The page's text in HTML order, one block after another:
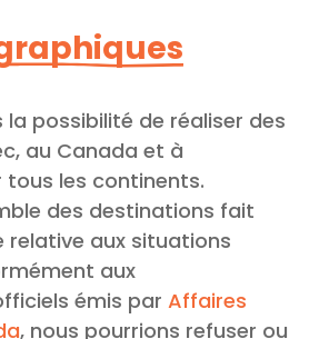
la possibilité de réaliser des
au Canada et à
tous les continents.
des destinations fait
relative aux situations
aux
émis par Affaires
, nous pourrions refuser ou